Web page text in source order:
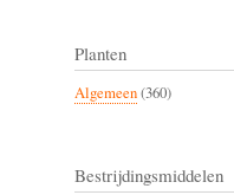
Planten
Algemeen(360)
Bestrijdingsmiddelen